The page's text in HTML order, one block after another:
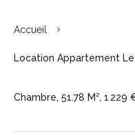
Accueil
Location Appartement
Chambre, 51.78 M², 1